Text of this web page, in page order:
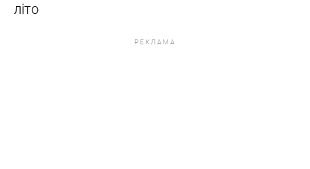
літо
РЕКЛАМА